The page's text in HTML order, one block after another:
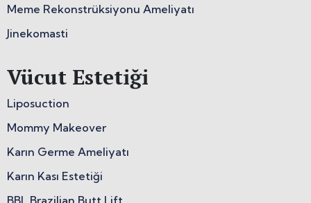
Meme Rekonstrüksiyonu Ameliyatı
Jinekomasti
Vücut Estetiği
Liposuction
Mommy Makeover
Karın Germe Ameliyatı
Karın Kası Estetiği